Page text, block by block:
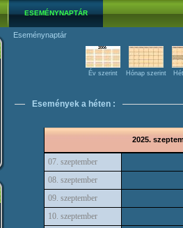
ESEMÉNYNAPTÁR
Eseménynaptár
Év szerint Hónap szerint
Események a héten :
2025.
07. szeptember
08. szeptember
09. szeptember
10. szeptember